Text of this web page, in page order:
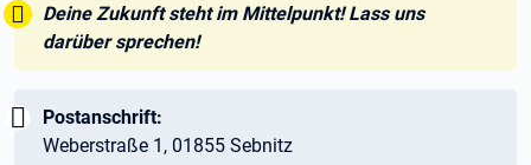
Tipp:
Deine Zukunft steht im Mittelpunkt! Lass uns
darüber sprechen!
Wichtig:
Postanschrift:
Weberstraße 1, 01855 Sebnitz